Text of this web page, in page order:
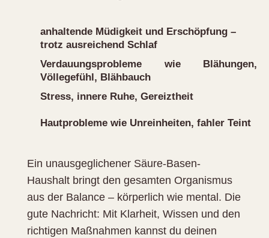
anhaltende Müdigkeit und Erschöpfung –
trotz ausreichend Schlaf
Verdauungsprobleme wie Blähungen,
Völlegefühl, Blähbauch
Stress, innere Ruhe, Gereiztheit
Hautprobleme wie Unreinheiten, fahler Teint
Ein unausgeglichener Säure-Basen-
Haushalt bringt den gesamten Organismus
aus der Balance – körperlich wie mental. Die
gute Nachricht: Mit Klarheit, Wissen und den
richtigen Maßnahmen kannst du deinen